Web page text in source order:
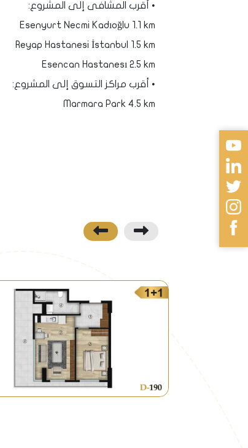
• أقرب المشافى إلى المشروع:
Esenyurt Necmi Kadıoğlu 1.1 km
Reyap Hastanesi İstanbul 1.5 km
Esencan Hastanesı 2.5 km
• أقرب مراكز التسوق إلى المشروع:
Marmara Park 4.5 km
Esenyurt Üniversitesi 3.4 km
• بالرغم من قرب المشروع من خط
• وجود الباصات والميني باص بكثرة
نظرة مستقبلية
• ضمن خطة بلدية اسطنبول الكبرى
لرفع الأسعار، بالإضافة إلى أن
عائد ربحي جيد عند تسليم المشروع.